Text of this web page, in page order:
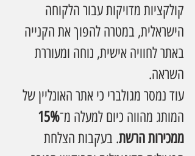
קולקציות מדויקות עבור הלקוחה
הישראלית, במטרה להפוך את הקנייה
באתר לחוויה אישית, נוחה ומעוררת
השראה.
עוד נמסר מגולברי כי אתר האונליין של
המותג מהווה כיום למעלה מ־
ממכירות הרשת. בעקבות הצלחת